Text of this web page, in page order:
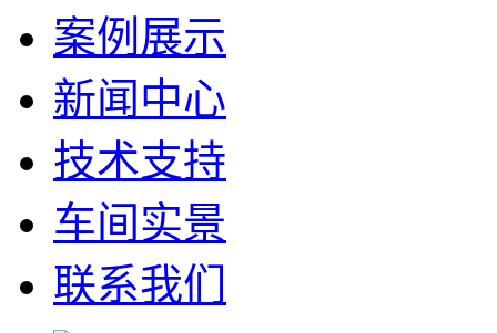
案例展示
新闻中心
技术支持
车间实景
联系我们